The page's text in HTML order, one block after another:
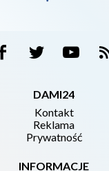
DAMI24
Kontakt
Reklama
Prywatność
INFORMACJE